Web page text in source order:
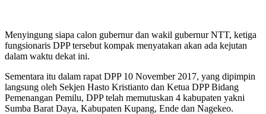
Menyingung siapa calon gubernur dan wakil gubernur NTT, ketiga
fungsionaris DPP tersebut kompak menyatakan akan ada kejutan
dalam waktu dekat ini.
Sementara itu dalam rapat DPP 10 November 2017, yang dipimpin
langsung oleh Sekjen Hasto Kristianto dan Ketua DPP Bidang
Pemenangan Pemilu, DPP telah memutuskan 4 kabupaten yakni
Sumba Barat Daya, Kabupaten Kupang, Ende dan Nagekeo.